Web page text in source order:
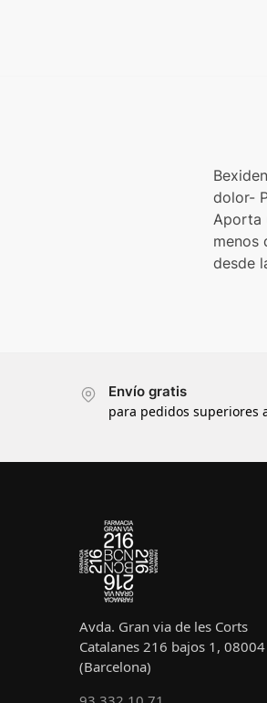
dolor-
Aporta
menos
desde
Envío gratis
para pedidos superiores
Avda. Gran via de les Corts
Catalanes 216 bajos 1, 08004
(Barcelona)